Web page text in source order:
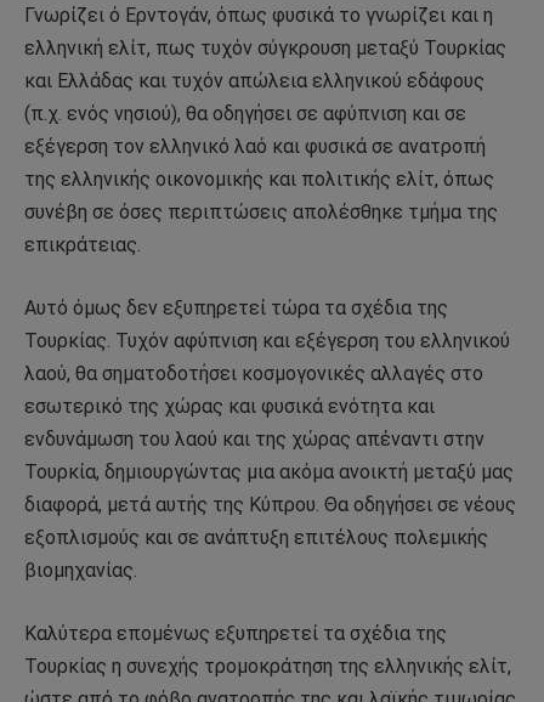
Γνωρίζει ό Ερντογάν, όπως φυσικά το γνωρίζει και η
ελληνική ελίτ, πως τυχόν σύγκρουση μεταξύ Τουρκίας
και Ελλάδας και τυχόν απώλεια ελληνικού εδάφους
(π.χ. ενός νησιού), θα οδηγήσει σε αφύπνιση και σε
εξέγερση τον ελληνικό λαό και φυσικά σε ανατροπή
της ελληνικής οικονομικής και πολιτικής ελίτ, όπως
συνέβη σε όσες περιπτώσεις απολέσθηκε τμήμα της
επικράτειας.
Αυτό όμως δεν εξυπηρετεί τώρα τα σχέδια της
Τουρκίας. Τυχόν αφύπνιση και εξέγερση του ελληνικού
λαού, θα σηματοδοτήσει κοσμογονικές αλλαγές στο
εσωτερικό της χώρας και φυσικά ενότητα και
ενδυνάμωση του λαού και της χώρας απέναντι στην
Τουρκία, δημιουργώντας μια ακόμα ανοικτή μεταξύ μας
διαφορά, μετά αυτής της Κύπρου. Θα οδηγήσει σε νέους
εξοπλισμούς και σε ανάπτυξη επιτέλους πολεμικής
βιομηχανίας.
Καλύτερα επομένως εξυπηρετεί τα σχέδια της
Τουρκίας η συνεχής τρομοκράτηση της ελληνικής ελίτ,